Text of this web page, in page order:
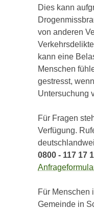
Dies kann
von anderen
kann eine
Menschen
gestresst,
Untersuchung
Für Fragen
Verfügung.
0800 - 117 17
Für Menschen
Gemeinde in